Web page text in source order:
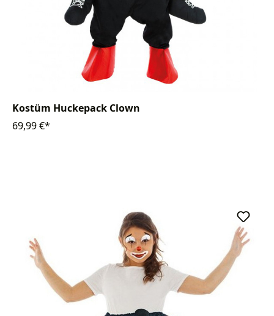
Kostüm Huckepack Clown
69,99 €*